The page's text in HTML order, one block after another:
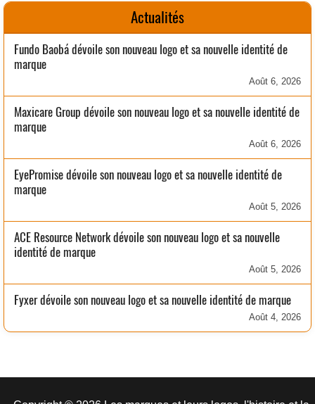
Actualités
Fundo Baobá dévoile son nouveau logo et sa nouvelle identité de
marque
Août 6, 2026
Maxicare Group dévoile son nouveau logo et sa nouvelle identité de
marque
Août 6, 2026
EyePromise dévoile son nouveau logo et sa nouvelle identité de
marque
Août 5, 2026
ACE Resource Network dévoile son nouveau logo et sa nouvelle
identité de marque
Août 5, 2026
Fyxer dévoile son nouveau logo et sa nouvelle identité de marque
Août 4, 2026